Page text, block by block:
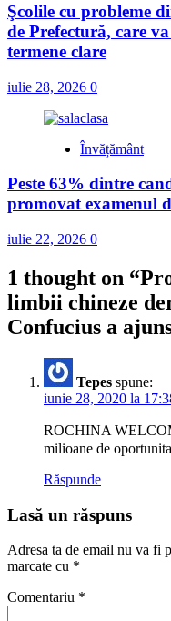
Şcolile cu probleme
de Prefectură, care
termene clare
iulie 28, 2026 0
Învățământ
Peste 63% dintre
promovat examenul
iulie 22, 2026 0
1 thought on “
limbii chineze
Confucius a
Tepes spune:
iunie 28, 2020 la
ROCHINA
milioane de
Răspunde
Lasă un răspuns
Adresa ta de email nu va fi
marcate cu *
Comentariu *